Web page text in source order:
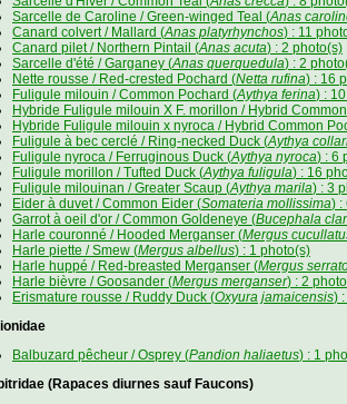
Sarcelle de Caroline / Green-winged Teal (Anas
Canard colvert / Mallard (Anas platyrhynchos) : 11
Canard pilet / Northern Pintail (Anas acuta) : 2 photo(s)
Sarcelle d'été / Garganey (Anas querquedula) : 2
Nette rousse / Red-crested Pochard (Netta rufina) : 16
Fuligule milouin / Common Pochard (Aythya ferina) :
Hybride Fuligule milouin X F. morillon / Hybrid
Hybride Fuligule milouin x nyroca / Hybrid Common
Fuligule à bec cerclé / Ring-necked Duck (Aythya
Fuligule nyroca / Ferruginous Duck (Aythya nyroca) : 6
Fuligule morillon / Tufted Duck (Aythya fuligula) : 16
Fuligule milouinan / Greater Scaup (Aythya marila) : 3
Eider à duvet / Common Eider (Somateria mollissima) :
Garrot à oeil d'or / Common Goldeneye (Bucephala
Harle couronné / Hooded Merganser (Mergus
Harle piette / Smew (Mergus albellus) : 1 photo(s)
Harle huppé / Red-breasted Merganser (Mergus
Harle bièvre / Goosander (Mergus merganser) : 2
Erismature rousse / Ruddy Duck (Oxyura jamaicensis)
Balbuzard pêcheur / Osprey (Pandion haliaetus) : 1
(Rapaces diurnes sauf Faucons)